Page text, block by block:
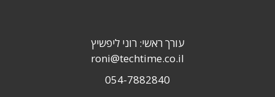
עורך ראשי: רוני ליפשיץ
roni@techtime.co.il
054-7882840